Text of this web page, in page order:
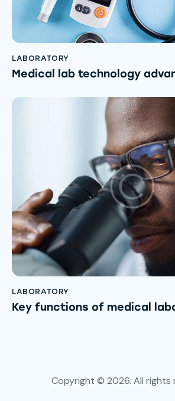
LABORATORY
Medical lab technology
LABORATORY
Key functions of medical
Copyright © 2026. All rights